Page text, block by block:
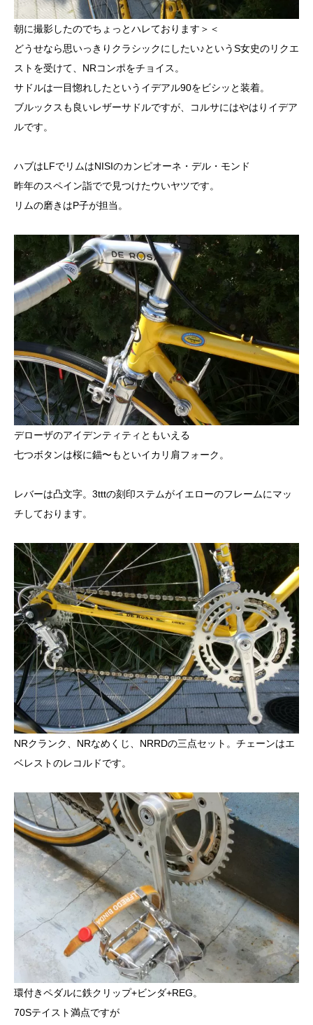
朝に撮影したのでちょっとハレております＞＜
どうせなら思いっきりクラシックにしたい♪というS女史のリクエ
ストを受けて、NRコンポをチョイス。
サドルは一目惚れしたというイデアル90をビシッと装着。
ブルックスも良いレザーサドルですが、コルサにはやはりイデア
ルです。
ハブはLFでリムはNISIのカンピオーネ・デル・モンド
昨年のスペイン詣でで見つけたウいヤツです。
リムの磨きはP子が担当。
デローザのアイデンティティともいえる
七つボタンは桜に錨〜もといイカリ肩フォーク。
レバーは凸文字。3tttの刻印ステムがイエローのフレームにマッ
チしております。
NRクランク、NRなめくじ、NRRDの三点セット。チェーンはエ
ベレストのレコルドです。
環付きペダルに鉄クリップ+ビンダ+REG。
70Sテイスト満点ですが